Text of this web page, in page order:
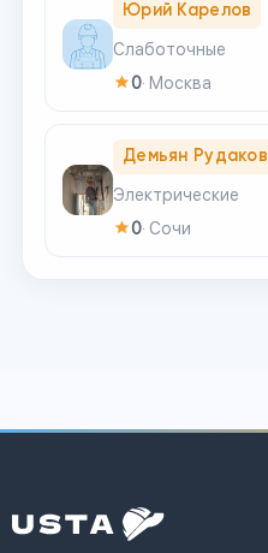
Юрий Карелов
Слаботочные
0· Москва
Демьян Рудаков
Электрические
0· Сочи